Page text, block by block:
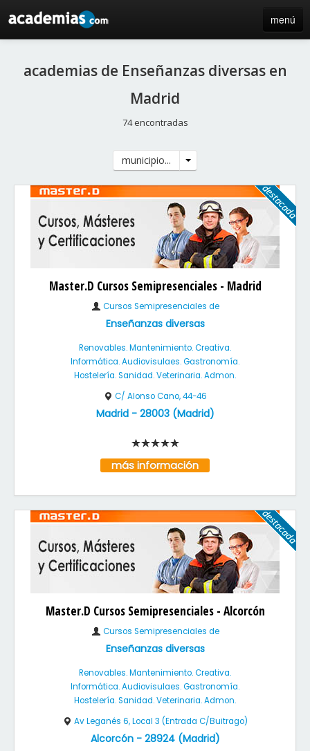
menú
blog
academias de Enseñanzas diversas en
Madrid
74 encontradas
municipio...
Master.D Cursos Semipresenciales - Madrid
Cursos Semipresenciales de
Enseñanzas diversas
Renovables. Mantenimiento. Creativa.
Informática. Audiovisulaes. Gastronomía.
Hostelería. Sanidad. Veterinaria. Admon.
C/ Alonso Cano, 44-46
Madrid- 28003(Madrid)
más información
Master.D Cursos Semipresenciales - Alcorcón
Cursos Semipresenciales de
Enseñanzas diversas
Renovables. Mantenimiento. Creativa.
Informática. Audiovisulaes. Gastronomía.
Hostelería. Sanidad. Veterinaria. Admon.
Av Leganés 6, Local 3 (Entrada C/Buitrago)
Alcorcón- 28924(Madrid)